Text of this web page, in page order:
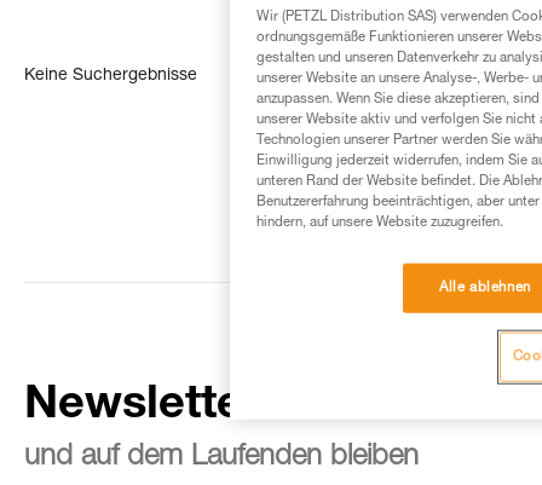
Keine Suchergebnisse
Newsletter abonnieren
und auf dem Laufenden bleiben
Wir (PETZL Distribution SAS) verwenden
ordnungsgemäße Funktionieren unserer
gestalten und unseren Datenverkehr zu
unserer Website an unsere Analyse-, Werbe-
anzupassen. Wenn Sie diese akzeptieren,
unserer Website aktiv und verfolgen Sie
Technologien unserer Partner werden Sie
Einwilligung jederzeit widerrufen, indem Sie
unteren Rand der Website befindet. Die
Benutzererfahrung beeinträchtigen, aber
hindern, auf unsere Website zuzugreifen.
Alle ablehnen